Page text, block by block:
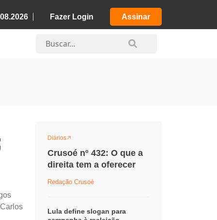
Fazer Login Assinar
Diários
Crusoé nº 432: O que a
direita tem a oferecer
Redação Crusoé
Lula define slogan para